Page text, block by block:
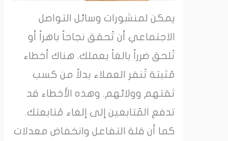
يمكن لمنشورات وسائل التواصل
الاجتماعي أن تُحقق نجاحاً باهراً أو
تُلحق ضرراً بالغاً بعملك. هناك أخطاء
مُثبتة تُنفر العملاء بدلاً من كسب
ثقتهم وولائهم. وهذه الأخطاء قد
تدفع المُتابعين إلى إلغاء مُتابعتك.
كما أن قلة التفاعل وانخفاض معدلات